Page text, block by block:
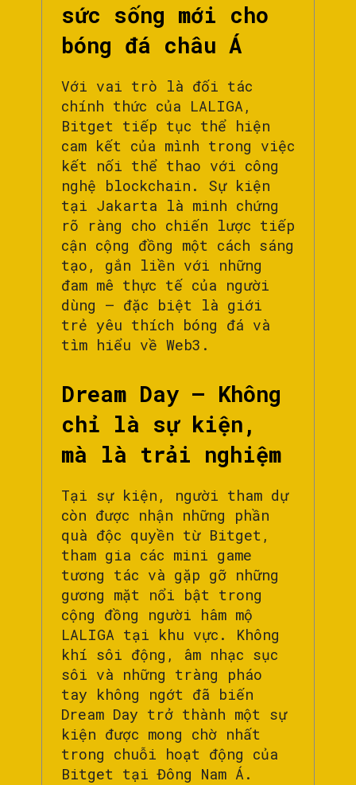
sức sống mới cho
bóng đá châu Á
Với vai trò là đối tác
chính thức của LALIGA,
Bitget tiếp tục thể hiện
cam kết của mình trong việc
kết nối thể thao với công
nghệ blockchain. Sự kiện
tại Jakarta là minh chứng
rõ ràng cho chiến lược tiếp
cận cộng đồng một cách sáng
tạo, gắn liền với những
đam mê thực tế của người
dùng – đặc biệt là giới
trẻ yêu thích bóng đá và
tìm hiểu về Web3.
Dream Day – Không
chỉ là sự kiện,
mà là trải nghiệm
Tại sự kiện, người tham dự
còn được nhận những phần
quà độc quyền từ Bitget,
tham gia các mini game
tương tác và gặp gỡ những
gương mặt nổi bật trong
cộng đồng người hâm mộ
LALIGA tại khu vực. Không
khí sôi động, âm nhạc sục
sôi và những tràng pháo
tay không ngớt đã biến
Dream Day trở thành một sự
kiện được mong chờ nhất
trong chuỗi hoạt động của
Bitget tại Đông Nam Á.